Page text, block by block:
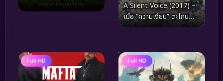
A Silent Voice (2017) –
เมื่อ “ความเงียบ” ตะโกน
ก้องถึงความหมายของการมี
Full HD Full HD